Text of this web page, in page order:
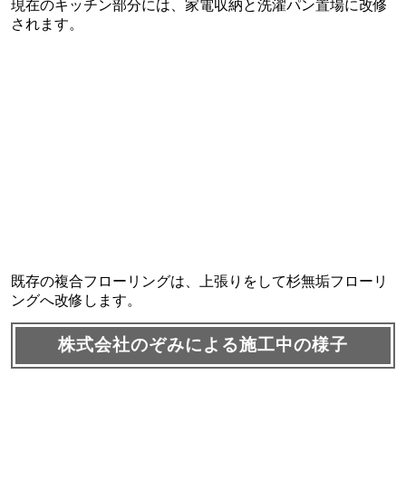
現在のキッチン部分には、家電収納と洗濯パン置場に改修
されます。
既存の複合フローリングは、上張りをして杉無垢フローリ
ングへ改修します。
株式会社のぞみによる施工中の様子